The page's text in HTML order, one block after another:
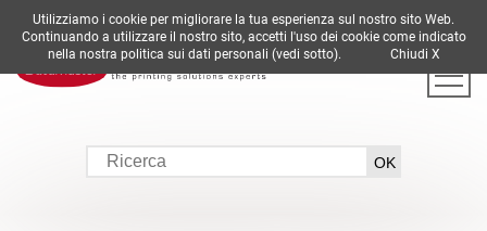
DE EN ES FR IT
Utilizziamo i cookie per migliorare la tua esperienza sul nostro sito Web.
Continuando a utilizzare il nostro sito, accetti l'uso dei cookie come indicato
nella nostra politica sui dati personali (vedi sotto). Chiudi X